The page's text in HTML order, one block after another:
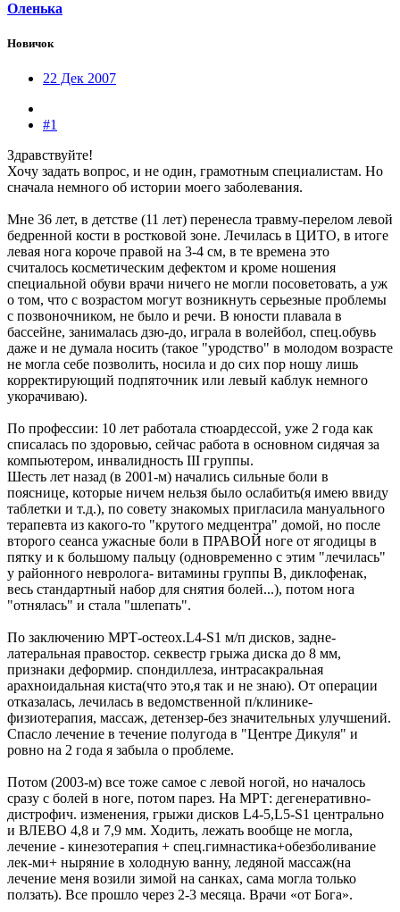
Оленька
Новичок
22 Дек 2007
#1
Здравствуйте!
Хочу задать вопрос, и не один, грамотным специалистам. Но
сначала немного об истории моего заболевания.
Мне 36 лет, в детстве (11 лет) перенесла травму-перелом левой
бедренной кости в ростковой зоне. Лечилась в ЦИТО, в итоге
левая нога короче правой на 3-4 см, в те времена это
считалось косметическим дефектом и кроме ношения
специальной обуви врачи ничего не могли посоветовать, а уж
о том, что с возрастом могут возникнуть серьезные проблемы
с позвоночником, не было и речи. В юности плавала в
бассейне, занималась дзю-до, играла в волейбол, спец.обувь
даже и не думала носить (такое "уродство" в молодом возрасте
не могла себе позволить, носила и до сих пор ношу лишь
корректирующий подпяточник или левый каблук немного
укорачиваю).
По профессии: 10 лет работала стюардессой, уже 2 года как
списалась по здоровью, сейчас работа в основном сидячая за
компьютером, инвалидность III группы.
Шесть лет назад (в 2001-м) начались сильные боли в
пояснице, которые ничем нельзя было ослабить(я имею ввиду
таблетки и т.д.), по совету знакомых пригласила мануального
терапевта из какого-то "крутого медцентра" домой, но после
второго сеанса ужасные боли в ПРАВОЙ ноге от ягодицы в
пятку и к большому пальцу (одновременно с этим "лечилась"
у районного невролога- витамины группы В, диклофенак,
весь стандартный набор для снятия болей...), потом нога
"отнялась" и стала "шлепать".
По заключению МРТ-остеох.L4-S1 м/п дисков, задне-
латеральная правостор. секвестр грыжа диска до 8 мм,
признаки деформир. спондиллеза, интрасакральная
арахноидальная киста(что это,я так и не знаю). От операции
отказалась, лечилась в ведомственной п/клинике-
физиотерапия, массаж, детензер-без значительных улучшений.
Спасло лечение в течение полугода в "Центре Дикуля" и
ровно на 2 года я забыла о проблеме.
Потом (2003-м) все тоже самое с левой ногой, но началось
сразу с болей в ноге, потом парез. На МРТ: дегенеративно-
дистрофич. изменения, грыжи дисков L4-5,L5-S1 центрально
и ВЛЕВО 4,8 и 7,9 мм. Ходить, лежать вообще не могла,
лечение - кинезотерапия + спец.гимнастика+обезболивание
лек-ми+ ныряние в холодную ванну, ледяной массаж(на
лечение меня возили зимой на санках, сама могла только
ползать). Все прошло через 2-3 месяца. Врачи «от Бога».